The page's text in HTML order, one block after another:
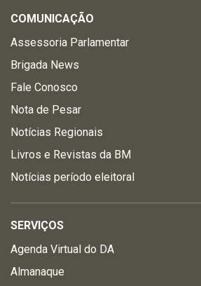
COMUNICAÇÃO
Assessoria Parlamentar
Brigada News
Fale Conosco
Nota de Pesar
Notícias Regionais
Livros e Revistas da BM
Notícias período eleitoral
SERVIÇOS
Agenda Virtual do DA
Almanaque